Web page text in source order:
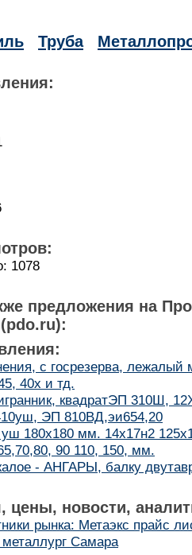
Труба
1078
предложения на
с госрезерва, лежалый
40х и тд.
квадратЭП 310Ш,
ЭП 810ВД,эи654,20
180х180 мм. 14х17н2
90 110, 150, мм.
- АНГАРЫ, балку
новости,
рынка: Метаэкс прайс
Самара